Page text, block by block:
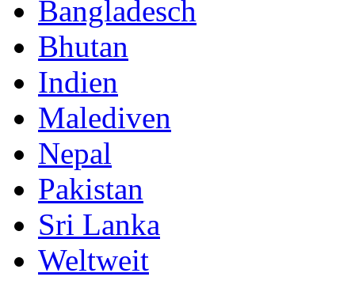
Bangladesch
Bhutan
Indien
Malediven
Nepal
Pakistan
Sri Lanka
Weltweit